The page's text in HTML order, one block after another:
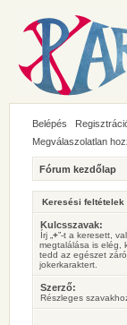
Belépés
Megválaszolatlan
Fórum kezdőlap
Keresési feltételek
Kulcsszavak:
Írj „ +”-t a keresett,
megtalálása is elég,
tedd az egészet
jokerkaraktert.
Szerző:
Részleges